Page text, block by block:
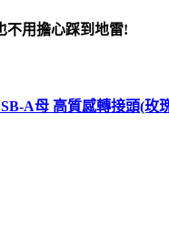
不用擔心踩到地雷!
A母 高質感轉接頭(玫